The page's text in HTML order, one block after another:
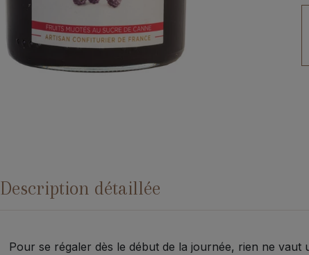
Description détaillée
Pour se régaler dès le début de la journée, rien ne